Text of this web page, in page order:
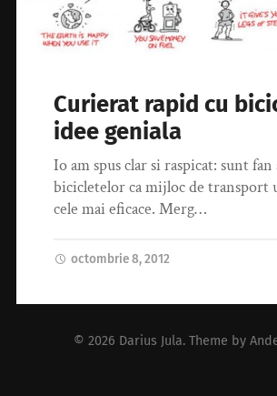
Curierat rapid cu
idee geniala
Io am spus clar si raspicat: sunt fan
bicicletelor ca mijloc de transport
cele mai eficace. Merg…
octombrie 8, 2012
© 2026 Darius Jula. Theme by